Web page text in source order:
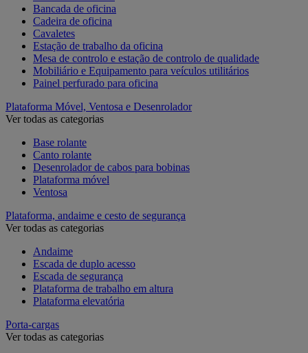
Bancada de oficina
Cadeira de oficina
Cavaletes
Estação de trabalho da oficina
Mesa de controlo e estação de controlo de qualidade
Mobiliário e Equipamento para veículos utilitários
Painel perfurado para oficina
Plataforma Móvel, Ventosa e Desenrolador
Ver todas as categorias
Base rolante
Canto rolante
Desenrolador de cabos para bobinas
Plataforma móvel
Ventosa
Plataforma, andaime e cesto de segurança
Ver todas as categorias
Andaime
Escada de duplo acesso
Escada de segurança
Plataforma de trabalho em altura
Plataforma elevatória
Porta-cargas
Ver todas as categorias